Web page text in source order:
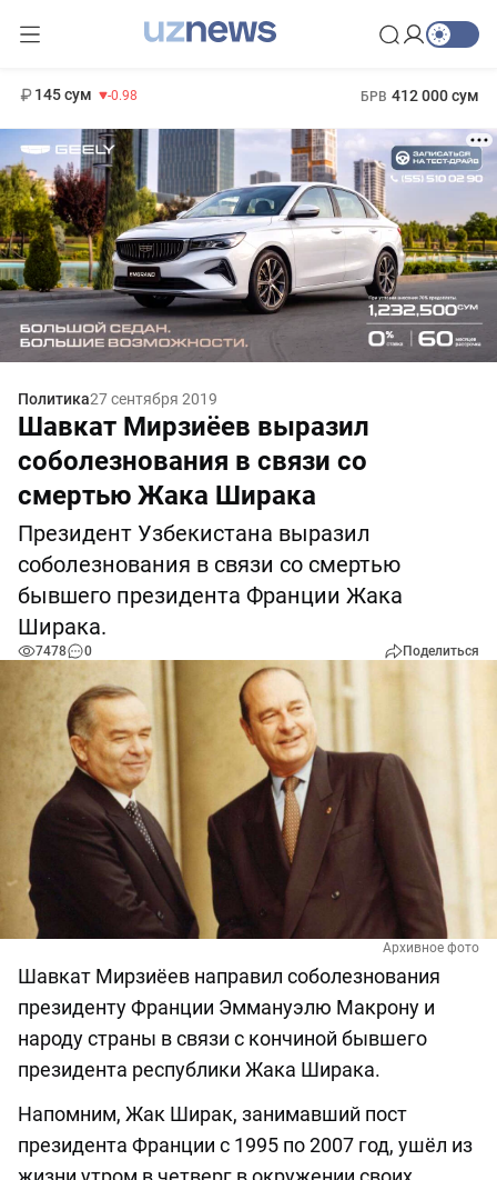
145 сум -0.98 БРВ 412 000 сум
Политика27 сентября 2019
Шавкат Мирзиёев выразил
соболезнования в связи со
смертью Жака Ширака
Президент Узбекистана выразил
соболезнования в связи со смертью
бывшего президента Франции Жака
Ширака.
7478 0 Поделиться
Архивное фото
Шавкат Мирзиёев направил соболезнования
президенту Франции Эммануэлю Макрону и
народу страны в связи с кончиной бывшего
президента республики Жака Ширака.
Напомним, Жак Ширак, занимавший пост
президента Франции с 1995 по 2007 год, ушёл из